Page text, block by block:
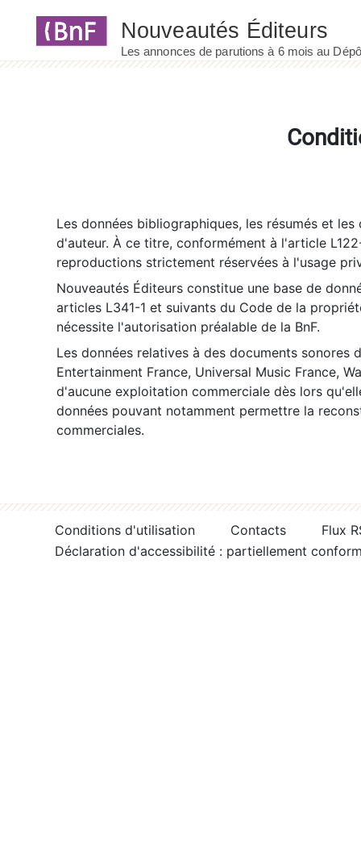
Les données bibliographiques, les résumés et
d'auteur. À ce titre, conformément à l'article
reproductions strictement réservées à l'usage
Nouveautés Éditeurs constitue une base de
articles L341-1 et suivants du Code de la
nécessite l'autorisation préalable de la BnF.
Les données relatives à des documents sonores
Entertainment France, Universal Music France,
d'aucune exploitation commerciale dès lors
données pouvant notamment permettre la
commerciales.
Conditions d'utilisation Contacts
Flux
Déclaration d'accessibilité : partiellement